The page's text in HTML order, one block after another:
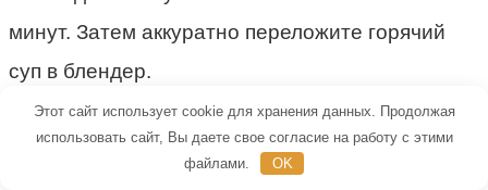
минут. Затем аккуратно переложите горячий
суп в блендер.
Этот сайт использует cookie для хранения данных. Продолжая
использовать сайт, Вы даете свое согласие на работу с этими
файлами.
OK